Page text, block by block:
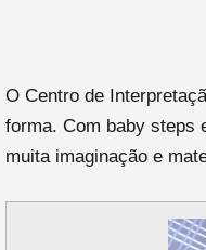
O Centro de
forma. Com baby steps
muita imaginação e